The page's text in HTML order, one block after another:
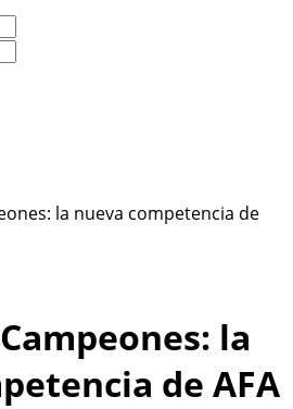
la nueva competencia de
la
de AFA